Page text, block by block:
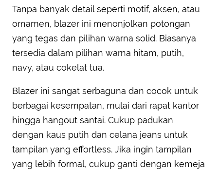
Tanpa banyak detail seperti motif, aksen, atau
ornamen, blazer ini menonjolkan potongan
yang tegas dan pilihan warna solid. Biasanya
tersedia dalam pilihan warna hitam, putih,
navy, atau cokelat tua.
Blazer ini sangat serbaguna dan cocok untuk
berbagai kesempatan, mulai dari rapat kantor
hingga hangout santai. Cukup padukan
dengan kaus putih dan celana jeans untuk
tampilan yang effortless. Jika ingin tampilan
yang lebih formal, cukup ganti dengan kemeja